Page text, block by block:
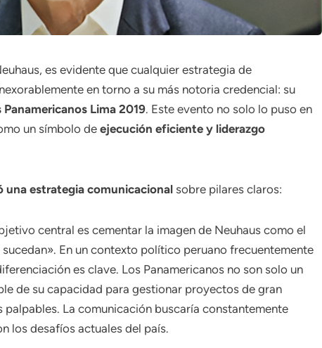
es evidente que cualquier estrategia de
en torno a su más notoria credencial: su
Panamericanos Lima 2019. Este evento no solo lo puso en
un símbolo deejecución eficiente y liderazgo
una estrategia comunicacional sobre pilares claros:
central es cementar la imagen de Neuhaus como el
En un contexto político peruano frecuentemente
es clave. Los Panamericanos no son solo un
de su capacidad para gestionar proyectos de gran
La comunicación buscaría constantemente
los desafíos actuales del país.